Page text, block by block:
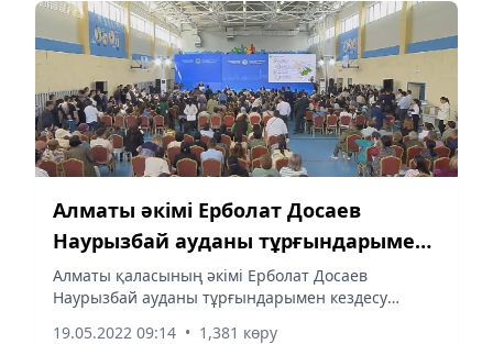
Алматы әкімі Ерболат Досаев
Наурызбай ауданы тұрғындарымен
кездесіп жатыр
Алматы қаласының әкімі Ерболат Досаев
Наурызбай ауданы тұрғындарымен кездесу
19.05.2022 09:14 • 1,381 көру